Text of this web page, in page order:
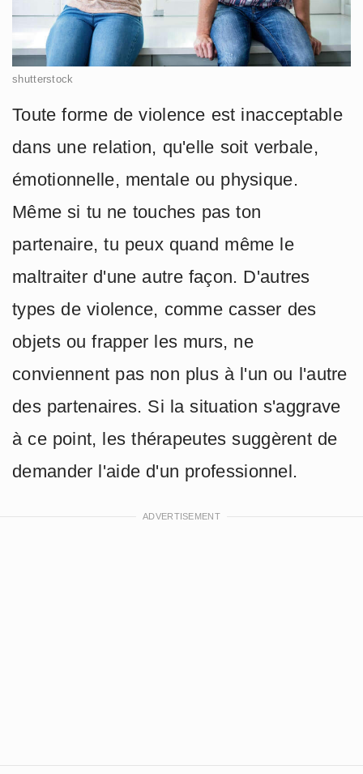
shutterstock
Toute forme de violence est inacceptable
dans une relation, qu'elle soit verbale,
émotionnelle, mentale ou physique.
Même si tu ne touches pas ton
partenaire, tu peux quand même le
maltraiter d'une autre façon. D'autres
types de violence, comme casser des
objets ou frapper les murs, ne
conviennent pas non plus à l'un ou l'autre
des partenaires. Si la situation s'aggrave
à ce point, les thérapeutes suggèrent de
demander l'aide d'un professionnel.